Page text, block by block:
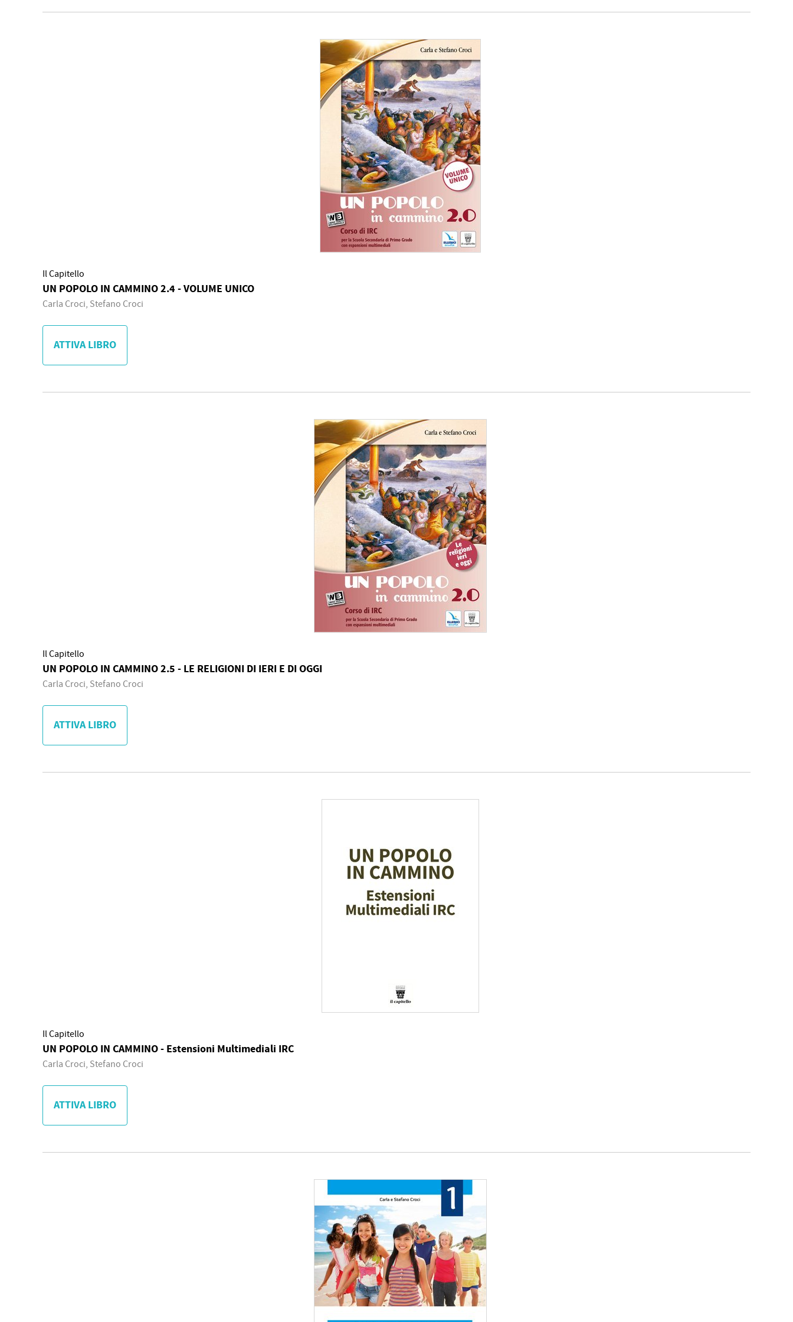
Il Capitello
UN POPOLO IN CAMMINO 2.4 - VOLUME UNICO
Carla Croci, Stefano Croci
ATTIVA LIBRO
Il Capitello
UN POPOLO IN CAMMINO 2.5 - LE RELIGIONI DI IERI E DI OGGI
Carla Croci, Stefano Croci
ATTIVA LIBRO
Il Capitello
UN POPOLO IN CAMMINO - Estensioni Multimediali IRC
Carla Croci, Stefano Croci
ATTIVA LIBRO